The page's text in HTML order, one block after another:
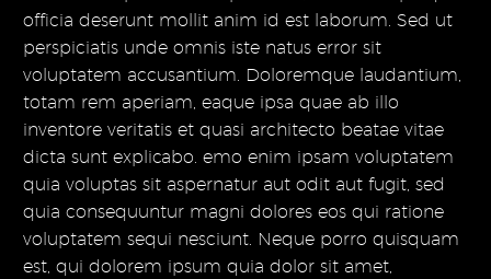
officia deserunt mollit anim id est laborum. Sed ut
perspiciatis unde omnis iste natus error sit
voluptatem accusantium. Doloremque laudantium,
totam rem aperiam, eaque ipsa quae ab illo
inventore veritatis et quasi architecto beatae vitae
dicta sunt explicabo. emo enim ipsam voluptatem
quia voluptas sit aspernatur aut odit aut fugit, sed
quia consequuntur magni dolores eos qui ratione
voluptatem sequi nesciunt. Neque porro quisquam
est, qui dolorem ipsum quia dolor sit amet,